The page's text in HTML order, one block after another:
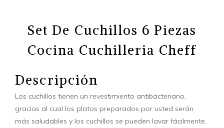
Set De Cuchillos 6 Piezas
Cocina Cuchilleria Cheff
Descripción
Los cuchillos tienen un revestimiento antibacteriano,
gracias al cual los platos preparados por usted serán
más saludables y los cuchillos se pueden lavar fácilmente.